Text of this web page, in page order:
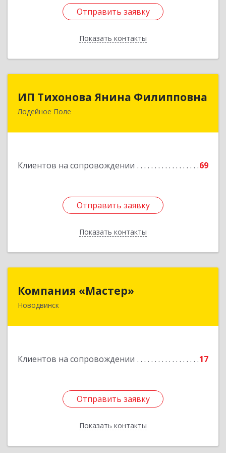
Отправить заявку
Показать контакты
Отправить заявку
Назад
ИП Тихонова Янина Филипповна
Лодейное Поле
Клиентов на сопровождении 69
Отправить заявку
Показать контакты
187700, Ленинградская обл, Лодейнопольский
Подробнее
Отправить заявку
Назад
Компания «Мастер»
Новодвинск
Клиентов на сопровождении 17
Отправить заявку
Показать контакты
164902, Архангельская обл, Новодвинск г,
Отправить заявку
Назад